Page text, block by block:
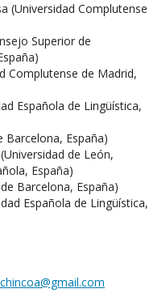
(Universidad Complutense
Superior de
Complutense de Madrid,
Española de Lingüística,
Barcelona, España)
de León,
España)
Barcelona, España)
Española de Lingüística,